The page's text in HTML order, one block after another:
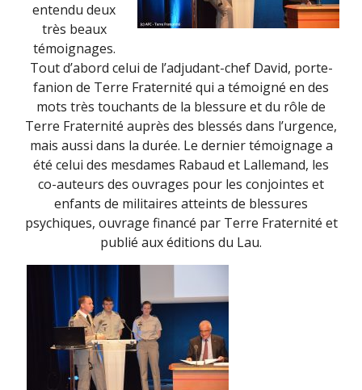
entendu deux
très beaux
témoignages.
Tout d’abord celui de l’adjudant-chef David, porte-
fanion de Terre Fraternité qui a témoigné en des
mots très touchants de la blessure et du rôle de
Terre Fraternité auprès des blessés dans l’urgence,
mais aussi dans la durée. Le dernier témoignage a
été celui des mesdames Rabaud et Lallemand, les
co-auteurs des ouvrages pour les conjointes et
enfants de militaires atteints de blessures
psychiques, ouvrage financé par Terre Fraternité et
publié aux éditions du Lau.